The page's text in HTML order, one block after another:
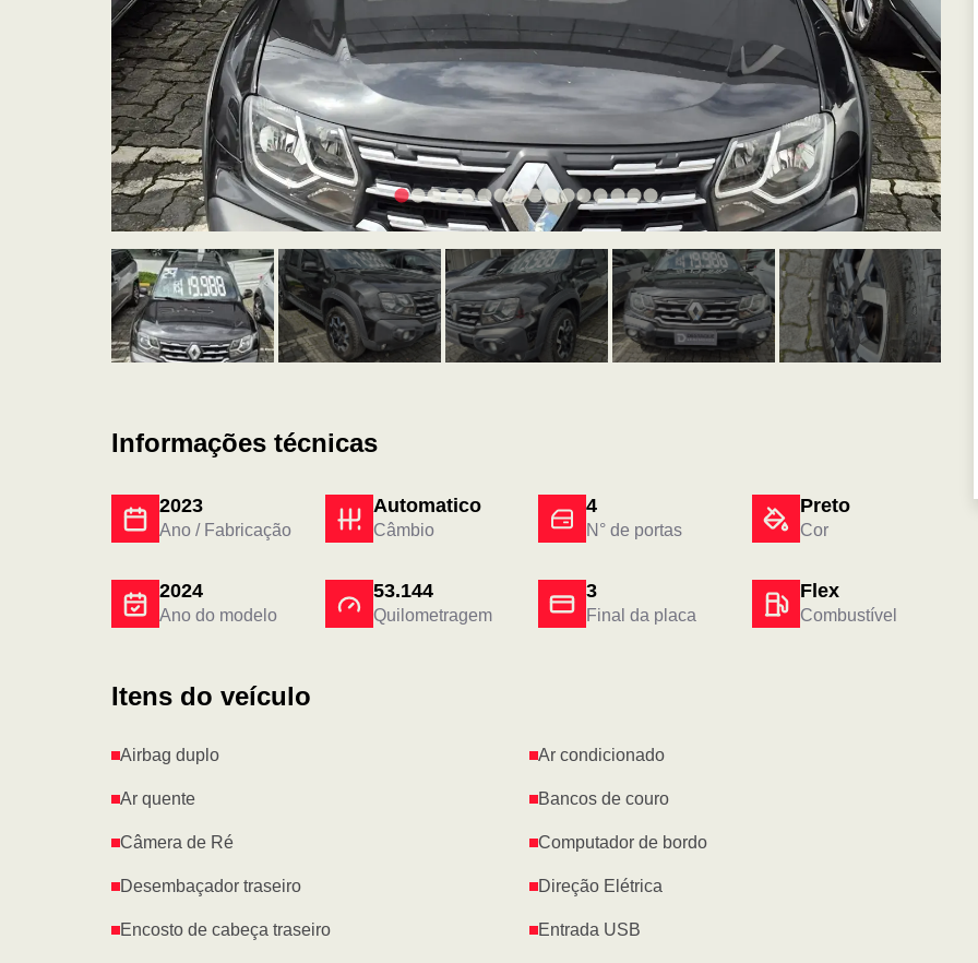
Informações técnicas
2023
Ano / Fabricação
Automatico
Câmbio
4
N° de portas
Preto
Cor
2024
Ano do modelo
53.144
Quilometragem
3
Final da placa
Flex
Combustível
Itens do veículo
Airbag duplo Ar condicionado
Ar quente Bancos de couro
Câmera de Ré Computador de bordo
Desembaçador traseiro Direção Elétrica
Encosto de cabeça traseiro Entrada USB